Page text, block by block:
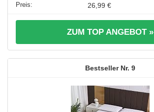
26,99 €
ZUM TOP ANGEBOT »
9